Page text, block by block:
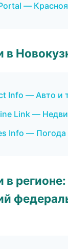
—
в
Info — Авто и
Link —
Info — Погода
в регионе: